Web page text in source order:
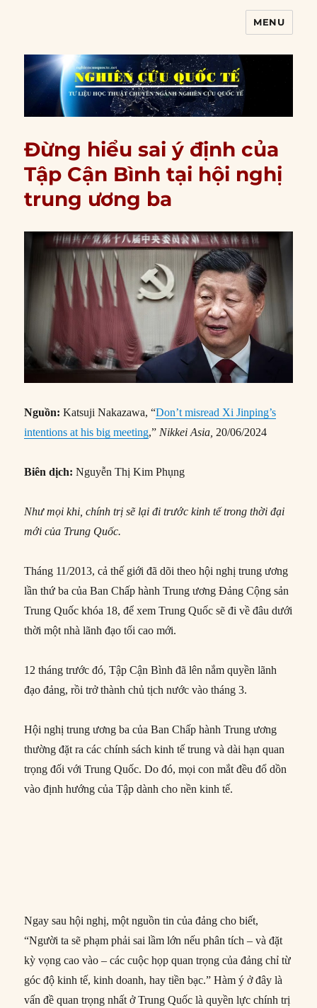
MENU
Đừng hiểu sai ý định của
Tập Cận Bình tại hội nghị
trung ương ba
Nguồn:Katsuji Nakazawa, “Don’t misread Xi Jinping’s
intentions at his big meeting,” Nikkei Asia, 20/06/2024
Biên dịch:Nguyễn Thị Kim Phụng
Như mọi khi, chính trị sẽ lại đi trước kinh tế trong thời đại
mới của Trung Quốc.
Tháng 11/2013, cả thế giới đã dõi theo hội nghị trung ương
lần thứ ba của Ban Chấp hành Trung ương Đảng Cộng sản
Trung Quốc khóa 18, để xem Trung Quốc sẽ đi về đâu dưới
thời một nhà lãnh đạo tối cao mới.
12 tháng trước đó, Tập Cận Bình đã lên nắm quyền lãnh
đạo đảng, rồi trở thành chủ tịch nước vào tháng 3.
Hội nghị trung ương ba của Ban Chấp hành Trung ương
thường đặt ra các chính sách kinh tế trung và dài hạn quan
trọng đối với Trung Quốc. Do đó, mọi con mắt đều đổ dồn
vào định hướng của Tập dành cho nền kinh tế.
Ngay sau hội nghị, một nguồn tin của đảng cho biết,
“Người ta sẽ phạm phải sai lầm lớn nếu phân tích – và đặt
kỳ vọng cao vào – các cuộc họp quan trọng của đảng chỉ từ
góc độ kinh tế, kinh doanh, hay tiền bạc.” Hàm ý ở đây là
vấn đề quan trọng nhất ở Trung Quốc là quyền lực chính trị